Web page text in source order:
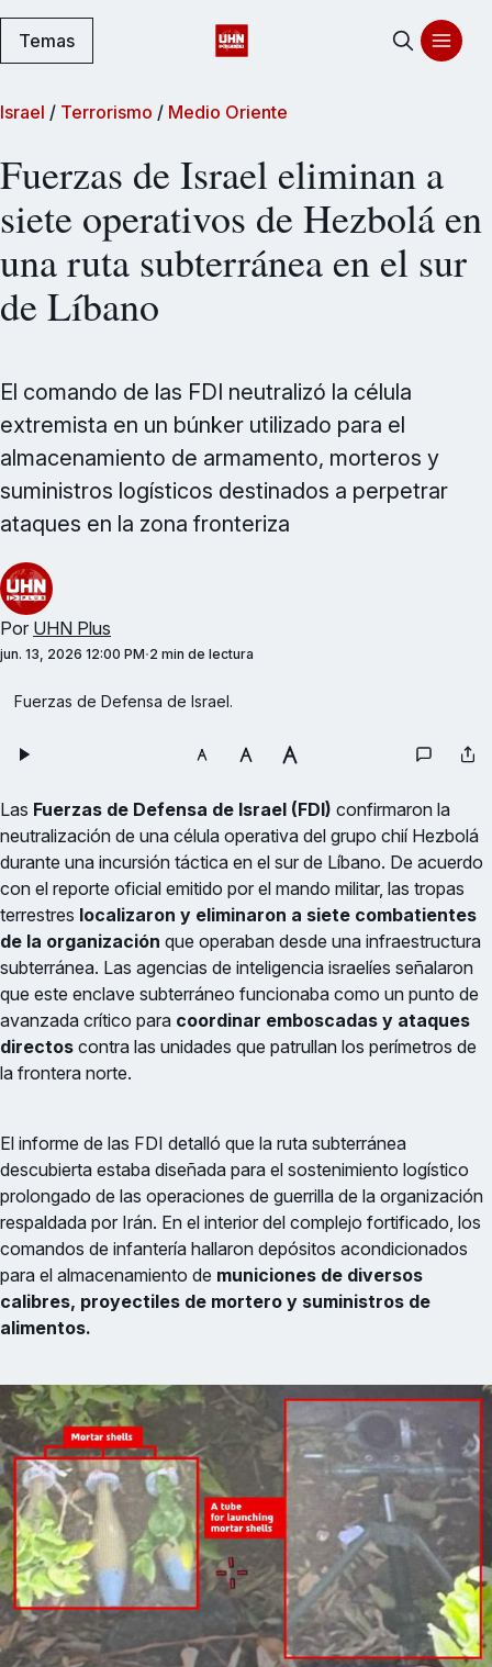
Temas
Israel / Terrorismo / Medio Oriente
Fuerzas de Israel eliminan a
siete operativos de Hezbolá en
una ruta subterránea en el sur
de Líbano
El comando de las FDI neutralizó la célula
extremista en un búnker utilizado para el
almacenamiento de armamento, morteros y
suministros logísticos destinados a perpetrar
ataques en la zona fronteriza
Por UHN Plus
jun. 13, 2026 12:00 PM 2 min de lectura
Fuerzas de Defensa de Israel.
Las Fuerzas de Defensa de Israel (FDI) confirmaron la
neutralización de una célula operativa del grupo chií Hezbolá
durante una incursión táctica en el sur de Líbano. De acuerdo
con el reporte oficial emitido por el mando militar, las tropas
terrestres localizaron y eliminaron a siete combatientes
de la organización que operaban desde una infraestructura
subterránea. Las agencias de inteligencia israelíes señalaron
que este enclave subterráneo funcionaba como un punto de
avanzada crítico para coordinar emboscadas y ataques
directos contra las unidades que patrullan los perímetros de
la frontera norte.
El informe de las FDI detalló que la ruta subterránea
descubierta estaba diseñada para el sostenimiento logístico
prolongado de las operaciones de guerrilla de la organización
respaldada por Irán. En el interior del complejo fortificado, los
comandos de infantería hallaron depósitos acondicionados
para el almacenamiento de municiones de diversos
calibres, proyectiles de mortero y suministros de
alimentos.